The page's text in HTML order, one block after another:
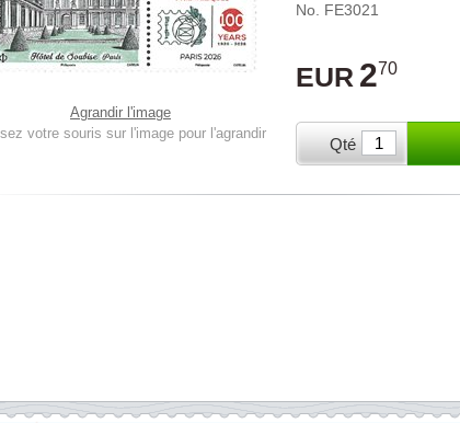
Agrandir l'image
votre souris sur l'image pour l'agrandir
No. FE3021
EUR 270
Qté